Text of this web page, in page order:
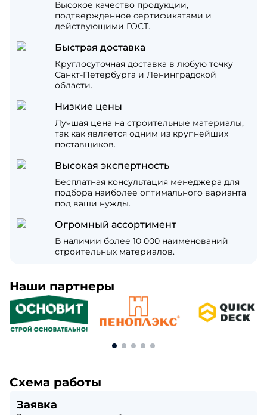
Высокое качество продукции,
подтвержденное сертификатами и
действующими ГОСТ.
Быстрая доставка
Круглосуточная доставка в любую точку
Санкт-Петербурга и Ленинградской
области.
Низкие цены
Лучшая цена на строительные материалы,
так как является одним из крупнейших
поставщиков.
Высокая экспертность
Бесплатная консультация менеджера для
подбора наиболее оптимального варианта
под ваши нужды.
Огромный ассортимент
В наличии более 10 000 наименований
строительных материалов.
Наши партнеры
Схема работы
Заявка